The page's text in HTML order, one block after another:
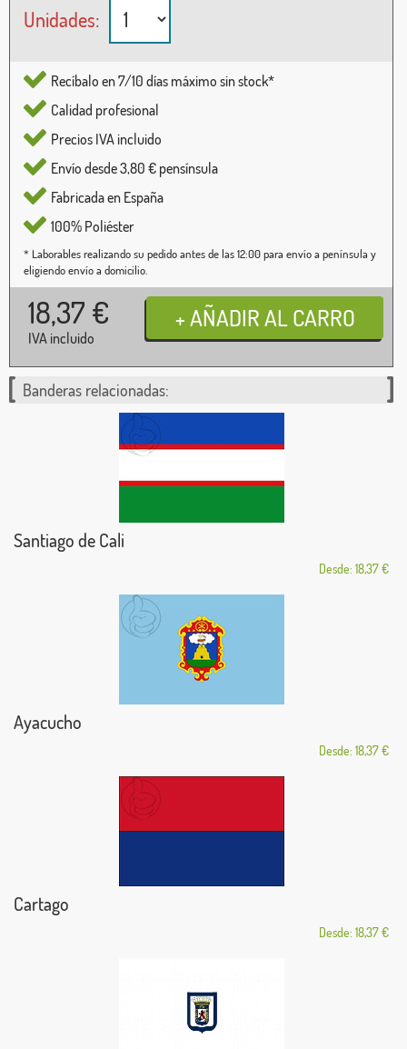
Unidades:
Recíbalo en 7/10 días máximo sin stock*
Calidad profesional
Precios IVA incluido
Envío desde 3,80 € pensínsula
Fabricada en España
100% Poliéster
* Laborables realizando su pedido antes de las 12:00 para envío a península y
eligiendo envío a domicilio.
18,37 €
IVA incluido
Banderas relacionadas:
Santiago de Cali
Desde: 18,37 €
Ayacucho
Desde: 18,37 €
Cartago
Desde: 18,37 €